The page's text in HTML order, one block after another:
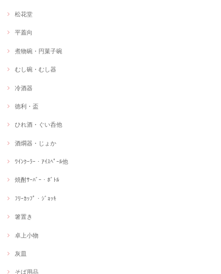
松花堂
平蓋向
煮物碗・円菓子碗
むし碗・むし器
冷酒器
徳利・盃
ひれ酒・ぐい呑他
酒燗器・じょか
ﾜｲﾝｸｰﾗｰ・ｱｲｽﾍﾟｰﾙ他
焼酎ｻｰﾊﾞｰ・ﾎﾞﾄﾙ
ﾌﾘｰｶｯﾌﾟ・ｼﾞｮｯｷ
箸置き
卓上小物
灰皿
そば用品